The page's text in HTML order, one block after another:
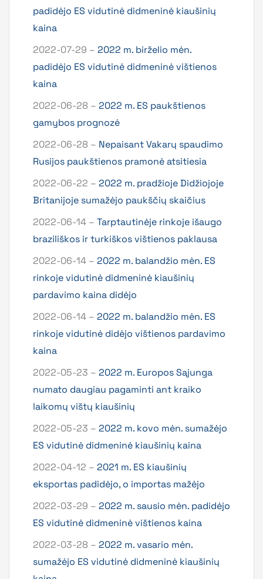
padidėjo ES vidutinė didmeninė kiaušinių
kaina
2022-07-29 – 2022 m. birželio mėn.
padidėjo ES vidutinė didmeninė vištienos
kaina
2022-06-28 – 2022 m. ES paukštienos
gamybos prognozė
2022-06-28 – Nepaisant Vakarų spaudimo
Rusijos paukštienos pramonė atsitiesia
2022-06-22 – 2022 m. pradžioje Didžiojoje
Britanijoje sumažėjo paukščių skaičius
2022-06-14 – Tarptautinėje rinkoje išaugo
braziliškos ir turkiškos vištienos paklausa
2022-06-14 – 2022 m. balandžio mėn. ES
rinkoje vidutinė didmeninė kiaušinių
pardavimo kaina didėjo
2022-06-14 – 2022 m. balandžio mėn. ES
rinkoje vidutinė didėjo vištienos pardavimo
kaina
2022-05-23 – 2022 m. Europos Sąjunga
numato daugiau pagaminti ant kraiko
laikomų vištų kiaušinių
2022-05-23 – 2022 m. kovo mėn. sumažėjo
ES vidutinė didmeninė kiaušinių kaina
2022-04-12 – 2021 m. ES kiaušinių
eksportas padidėjo, o importas mažėjo
2022-03-29 – 2022 m. sausio mėn. padidėjo
ES vidutinė didmeninė vištienos kaina
2022-03-28 – 2022 m. vasario mėn.
sumažėjo ES vidutinė didmeninė kiaušinių